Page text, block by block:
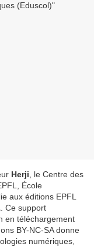
Herji , le Centre des
École
aux éditions EPFL
. Ce support
en téléchargement
BY-NC-SA donne
numériques,